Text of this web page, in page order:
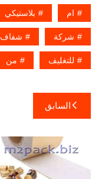
ام بلاستيكي
شركة شفاف
للتغليف من
تصفّح
المقالات
السابق